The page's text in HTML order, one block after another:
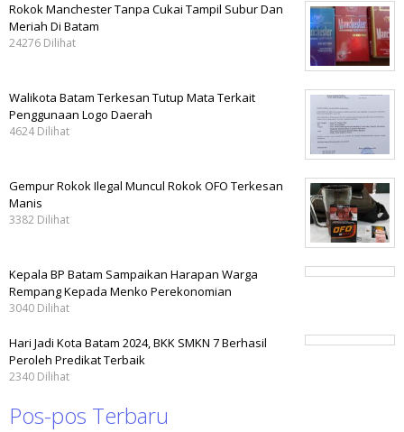
Rokok Manchester Tanpa Cukai Tampil Subur Dan
Meriah Di Batam
24276 Dilihat
Walikota Batam Terkesan Tutup Mata Terkait
Penggunaan Logo Daerah
4624 Dilihat
Gempur Rokok Ilegal Muncul Rokok OFO Terkesan
Manis
3382 Dilihat
Kepala BP Batam Sampaikan Harapan Warga
Rempang Kepada Menko Perekonomian
3040 Dilihat
Hari Jadi Kota Batam 2024, BKK SMKN 7 Berhasil
Peroleh Predikat Terbaik
2340 Dilihat
Pos-pos Terbaru